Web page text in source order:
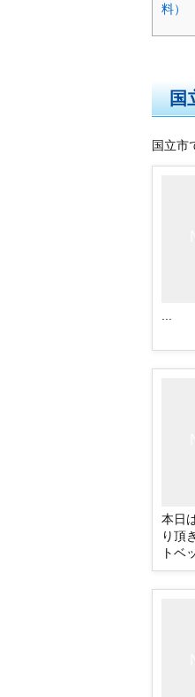
料）
国
国立市
...
本日
り頂
トベ